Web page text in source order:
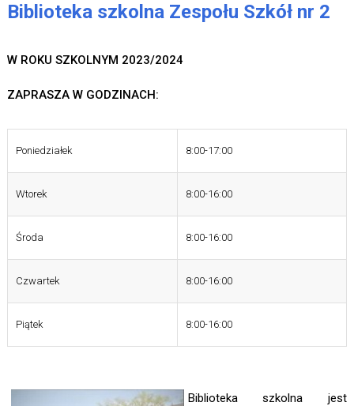
Biblioteka szkolna Zespołu Szkół nr 2
W ROKU SZKOLNYM 2023/2024
ZAPRASZA W GODZINACH:
Poniedziałek 8:00-17:00
Wtorek 8:00-16:00
Środa 8:00-16:00
Czwartek 8:00-16:00
Piątek 8:00-16:00
Biblioteka szkolna jest